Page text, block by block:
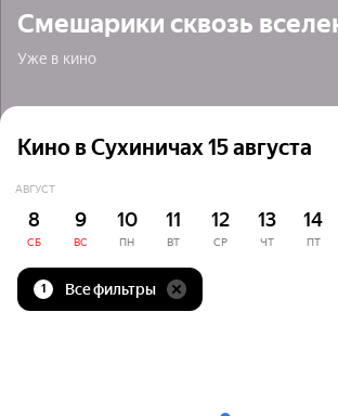
Смешарики сквозь
Уже в кино
Кино в Сухиничах 15 августа
АВГУСТ
8
СБ
9
ВС
10
ПН
11
ВТ
12
СР
13
ЧТ
14
ПТ
1 Все фильтры